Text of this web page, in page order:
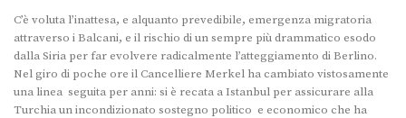
C’è voluta l’inattesa, e alquanto prevedibile, emergenza migratoria
attraverso i Balcani, e il rischio di un sempre più drammatico esodo
dalla Siria per far evolvere radicalmente l’atteggiamento di Berlino.
Nel giro di poche ore il Cancelliere Merkel ha cambiato vistosamente
una linea seguita per anni: si è recata a Istanbul per assicurare alla
Turchia un incondizionato sostegno politico e economico che ha